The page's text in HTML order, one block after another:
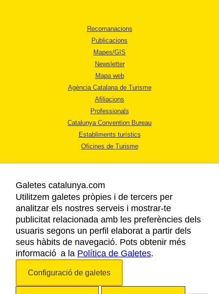
Recomanacions
Publicacions
Mapes/GIS
Newsletter
Mapa web
Agència Catalana de Turisme
Afiliacions
Professionals
Catalunya Convention Bureau
Establiments turístics
Oficines de Turisme
AVÍS LEGAL
POLÍTICA DE PRIVACITAT
COOKIES
ACCESSIBILITAT
Galetes catalunya.com
Utilitzem galetes pròpies i de tercers per
analitzar els nostres serveis i mostrar-te
publicitat relacionada amb les preferències dels
usuaris segons un perfil elaborat a partir dels
seus hàbits de navegació. Pots obtenir més
informació a la Política de Galetes.
Configuració de galetes